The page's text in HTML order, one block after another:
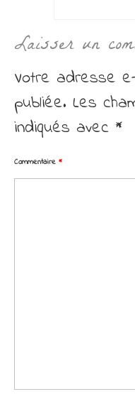
Laisser un
Votre adresse
publiée. Les
indiqués avec *
Commentaire *